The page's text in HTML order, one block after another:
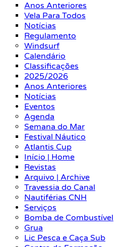
Anos Anteriores
Vela Para Todos
Notícias
Regulamento
Windsurf
Calendário
Classificações
2025/2026
Anos Anteriores
Notícias
Eventos
Agenda
Semana do Mar
Festival Náutico
Atlantis Cup
Início | Home
Revistas
Arquivo | Archive
Travessia do Canal
Nautiférias CNH
Serviços
Bomba de Combustível
Grua
Lic Pesca e Caça Sub